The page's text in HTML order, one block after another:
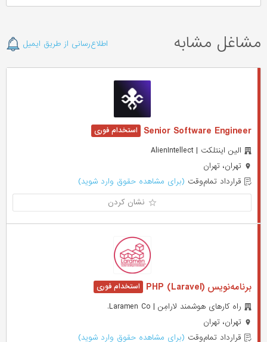
مشاغل مشابه اطلاع‌رسانی از طریق ایمیل
Senior Software Engineer
الین اینتلکت | AlienIntellect
تهران، تهران
قرارداد تمام‌وقت (برای مشاهده حقوق وارد شوید)
نشان کردن
برنامه‌نویس (PHP (Laravel
راه کارهای هوشمند لارامِن | Laramen Co.
تهران، تهران
قرارداد تمام‌وقت (برای مشاهده حقوق وارد شوید)